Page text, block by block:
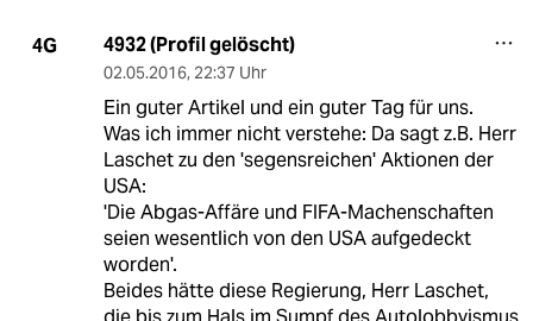
4G 4932 (Profil gelöscht)
02.05.2016, 22:37 Uhr
Ein guter Artikel und ein guter Tag für uns.
Was ich immer nicht verstehe: Da sagt z.B. Herr
Laschet zu den 'segensreichen' Aktionen der
USA:
'Die Abgas-Affäre und FIFA-Machenschaften
seien wesentlich von den USA aufgedeckt
worden'.
Beides hätte diese Regierung, Herr Laschet,